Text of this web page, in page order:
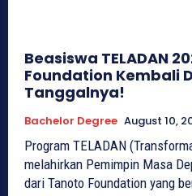
Beasiswa TELADAN
Foundation Kembali
Tanggalnya!
Bachelor Degree August 10,
Program TELADAN
melahirkan Pemimpin Masa
dari Tanoto Foundation yang